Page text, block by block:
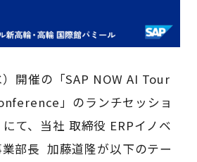
開催の「SAP NOW AI Tour
」のランチセッショ
て、当社 取締役 ERPイノベ
部長 加藤道隆が以下のテー